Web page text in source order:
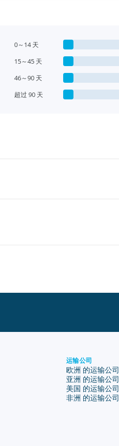
0～14 天
15～45 天
46～90 天
超过 90 天
运输公司
欧洲 的运输公司
亚洲 的运输公司
美国 的运输公司
非洲 的运输公司